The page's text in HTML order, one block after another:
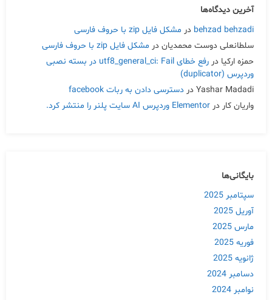
آخرین دیدگاه‌ها
behzad behzadi در مشکل فایل zip با حروف فارسی
سلطانعلی دوست محمدیان در مشکل فایل zip با حروف فارسی
حمزه ارکیا در
رفع خطای utf8_general_ci: Fail در بسته نصبی
وردپرس (duplicator)
Yashar Madadi در دسترسی دادن به ربات facebook
واریان کار در Elementor وردپرس AI سایت پلنر را منتشر کرد.
بایگانی‌ها
سپتامبر 2025
آوریل 2025
مارس 2025
فوریه 2025
ژانویه 2025
دسامبر 2024
نوامبر 2024